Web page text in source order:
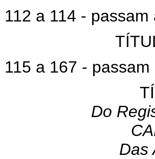
112 a 114 -
115 a 167 -
Do
Das